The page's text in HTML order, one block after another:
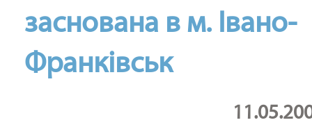
заснована в м. Івано-
Франківськ